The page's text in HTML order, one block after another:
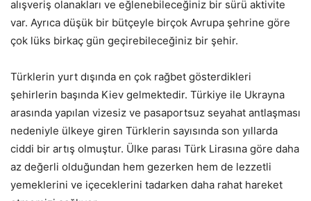
alışveriş olanakları ve eğlenebileceğiniz bir sürü aktivite
var. Ayrıca düşük bir bütçeyle birçok Avrupa şehrine göre
çok lüks birkaç gün geçirebileceğiniz bir şehir.
Türklerin yurt dışında en çok rağbet gösterdikleri
şehirlerin başında Kiev gelmektedir. Türkiye ile Ukrayna
arasında yapılan vizesiz ve pasaportsuz seyahat antlaşması
nedeniyle ülkeye giren Türklerin sayısında son yıllarda
ciddi bir artış olmuştur. Ülke parası Türk Lirasına göre daha
az değerli olduğundan hem gezerken hem de lezzetli
yemeklerini ve içeceklerini tadarken daha rahat hareket